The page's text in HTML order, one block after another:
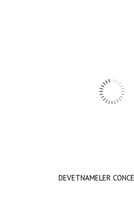
DEVETNAMELER